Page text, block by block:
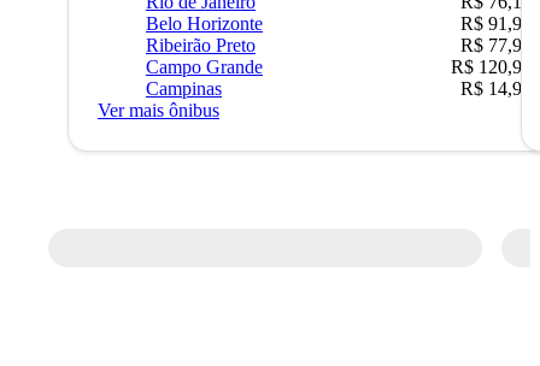
Belo Horizonte
R$ 91,90
Ribeirão Preto
R$ 77,90
Campo Grande
R$ 120,90
Campinas
R$ 14,90
Ver mais ônibus